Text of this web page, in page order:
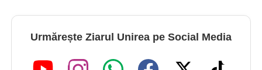
Urmărește Ziarul Unirea pe Social Media